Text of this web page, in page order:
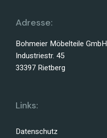
Adresse:
Bohmeier Möbelteile GmbH
Industriestr. 45
33397 Rietberg
Links:
Datenschutz